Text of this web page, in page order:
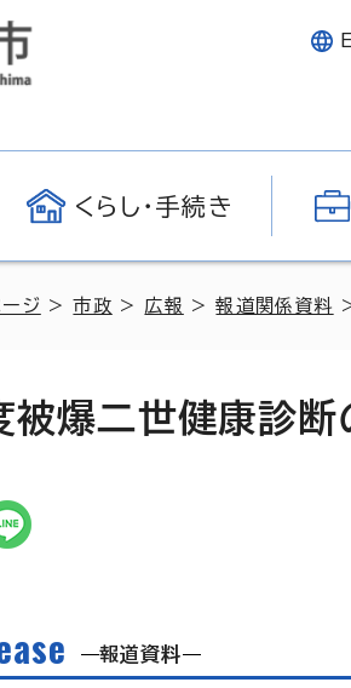
くらし・手続き
ージ >市政 > 広報 >報道関係資料
被爆二世健康診断
報道資料